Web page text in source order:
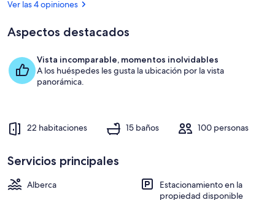
Ver las 4 opiniones
Aspectos destacados
Vista incomparable, momentos inolvidables
A los huéspedes les gusta la ubicación por la vista
panorámica.
22 habitaciones 15 baños 100 personas
Servicios principales
Alberca
Estacionamiento en la
propiedad disponible